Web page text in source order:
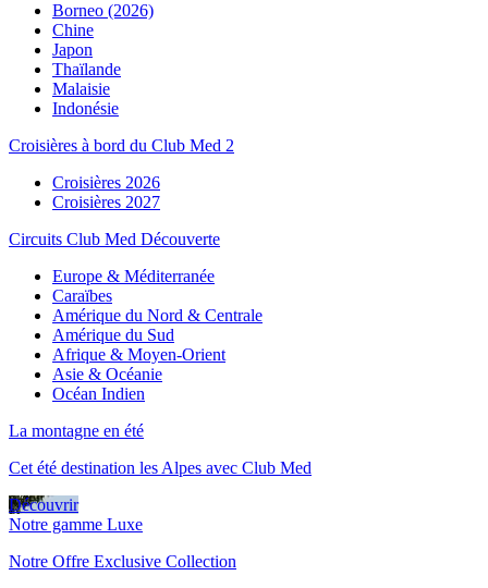
Borneo (2026)
Chine
Japon
Thaïlande
Malaisie
Indonésie
Croisières à bord du Club Med 2
Croisières 2026
Croisières 2027
Circuits Club Med Découverte
Europe & Méditerranée
Caraïbes
Amérique du Nord & Centrale
Amérique du Sud
Afrique & Moyen-Orient
Asie & Océanie
Océan Indien
La montagne en été
Cet été destination les Alpes avec Club Med
Découvrir
Notre gamme Luxe
Notre Offre Exclusive Collection